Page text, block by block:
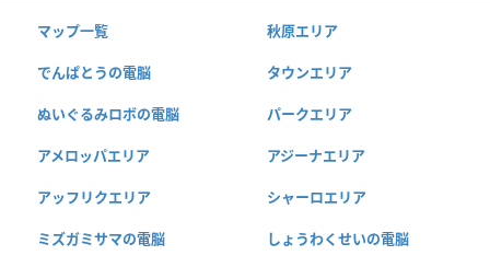
マップ一覧 秋原エリア
でんぱとうの電脳 タウンエリア
ぬいぐるみロボの電脳 パークエリア
アメロッパエリア アジーナエリア
アッフリクエリア シャーロエリア
ミズガミサマの電脳 しょうわくせいの電脳